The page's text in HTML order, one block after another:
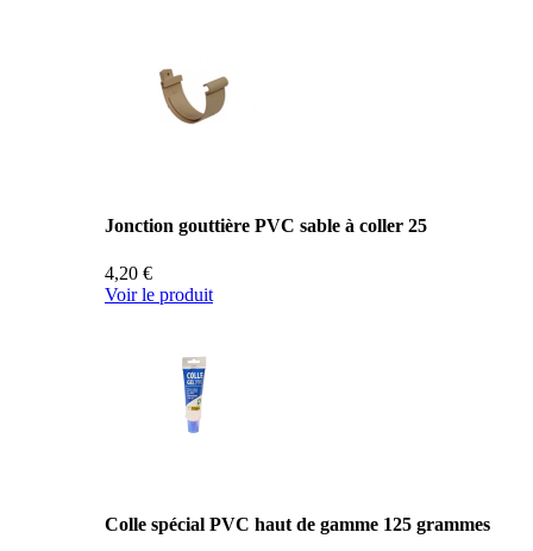
Jonction gouttière PVC sable à coller 25
4,20 €
Voir le produit
Colle spécial PVC haut de gamme 125 grammes